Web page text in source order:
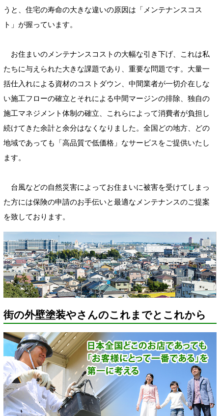
うと、住宅の寿命の大きな違いの原因は「メンテナンスコス
ト」が握っています。
お住まいのメンテナンスコストの大幅な引き下げ、これは私
たちに与えられた大きな課題であり、重要な問題です。大量一
括仕入れによる資材のコストダウン、中間業者が一切介在しな
い施工フローの確立とそれによる中間マージンの排除、独自の
施工マネジメント体制の確立、これらによって消費者が負担し
続けてきた余計と余分はなくなりました。全国どの地方、どの
地域であっても「高品質で低価格」なサービスをご提供いたし
ます。
台風などの自然災害によってお住まいに被害を受けてしまっ
た方には保険の申請のお手伝いと最適なメンテナンスのご提案
を致しております。
街の外壁塗装やさんのこれまでとこれから